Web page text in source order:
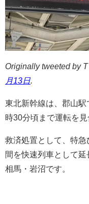
Originally tweeted by
月13日.
東北新幹線は、郡山
時30分頃まで運転を見
救済処置として、特
間を快速列車として
相馬・岩沼です。